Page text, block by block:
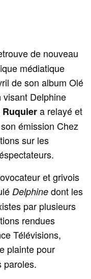
de nouveau
médiatique
de son album Olé
visant Delphine
a relayé et
émission Chez
sur les
et grivois
Delphine dont les
par plusieurs
rendues
Télévisions,
plainte pour
paroles.